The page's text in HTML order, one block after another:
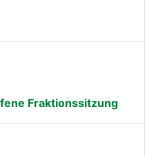
Fraktionssitzung